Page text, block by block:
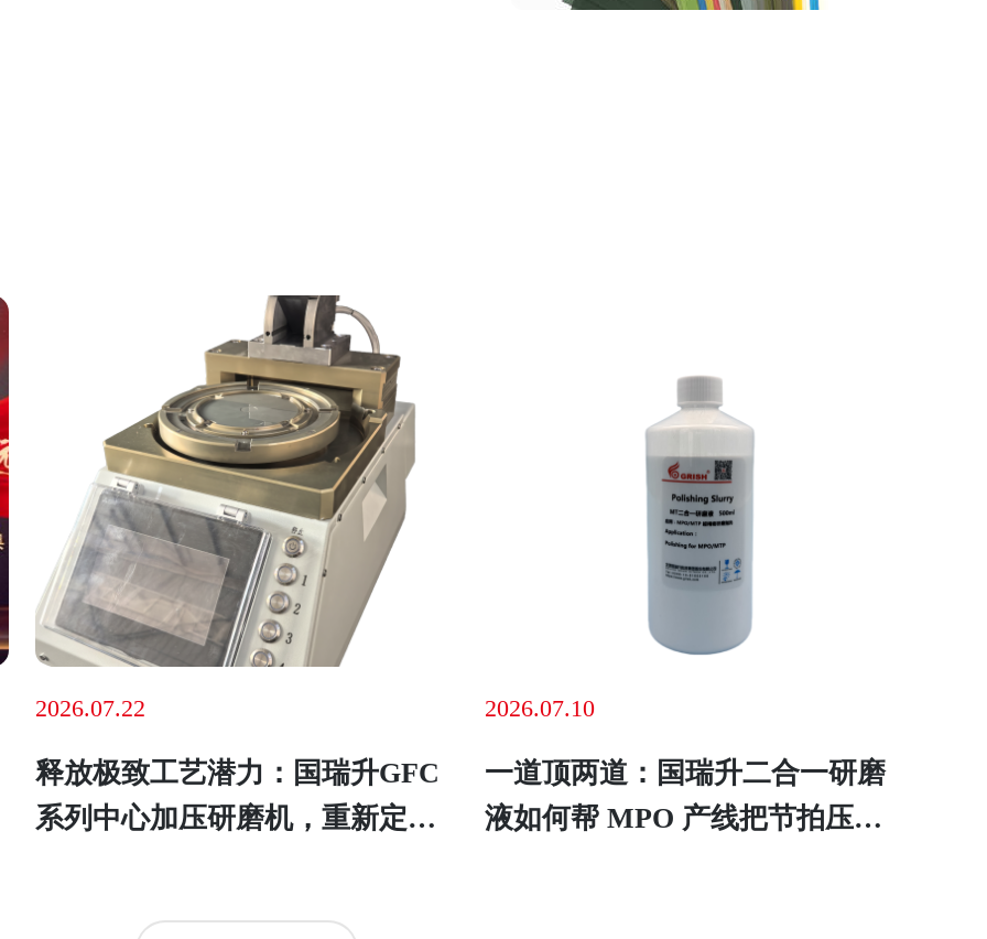
2026.07.22
释放极致工艺潜力：国瑞升GFC
系列中心加压研磨机，重新定义
2026.07.10
一道顶两道：国瑞升二合一研磨
液如何帮 MPO 产线把节拍压下